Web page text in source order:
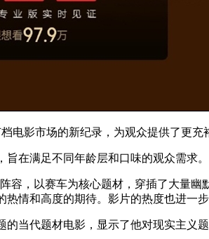
电影市场的新纪录，为观众提供了更充
在满足不同年龄层和口味的观众需求。
，以赛车为核心题材，穿插了大量
情和高度的期待。影片的热度也进一
当代题材电影，显示了他对现实主义